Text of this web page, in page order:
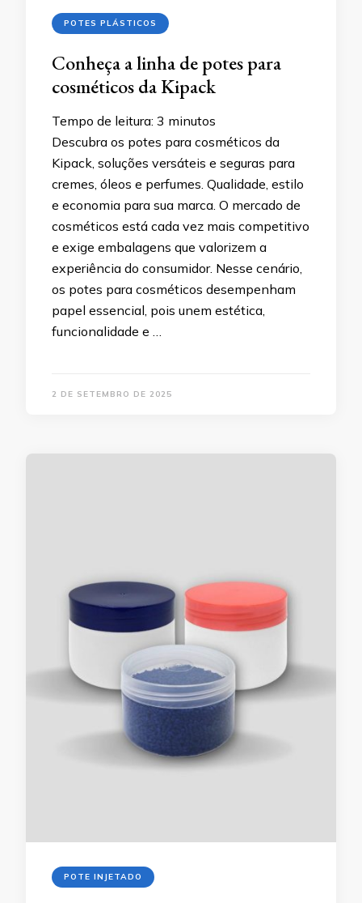
POTES PLÁSTICOS
Conheça a linha de potes para
cosméticos da Kipack
Tempo de leitura: 3 minutos
Descubra os potes para cosméticos da
Kipack, soluções versáteis e seguras para
cremes, óleos e perfumes. Qualidade, estilo
e economia para sua marca. O mercado de
cosméticos está cada vez mais competitivo
e exige embalagens que valorizem a
experiência do consumidor. Nesse cenário,
os potes para cosméticos desempenham
papel essencial, pois unem estética,
funcionalidade e …
2 DE SETEMBRO DE 2025
POTE INJETADO